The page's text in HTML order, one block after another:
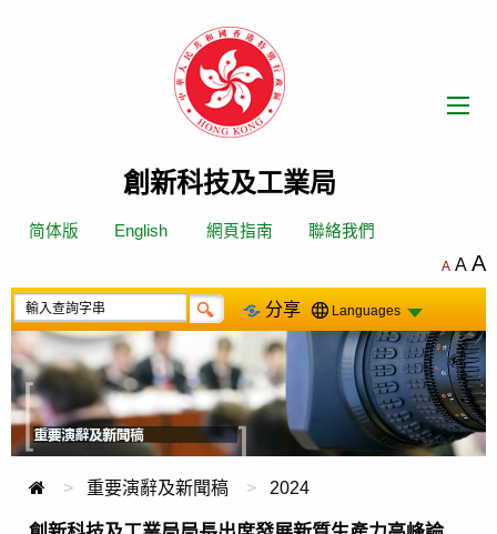
創新科技及工業局
简体版 English 網頁指南 聯絡我們
A A A
分享 Languages
重要演辭及新聞稿 2024